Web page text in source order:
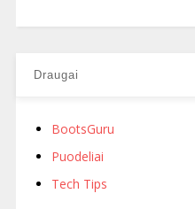
Draugai
BootsGuru
Puodeliai
Tech Tips